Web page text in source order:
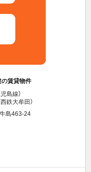
賃貸物件
島線）
西鉄大牟田）
島463-24